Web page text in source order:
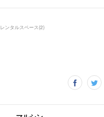
レンタルスペース(2)